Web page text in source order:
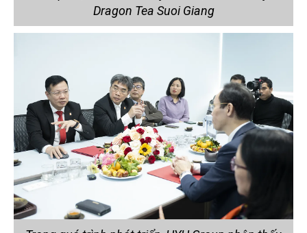
Dragon Tea Suoi Giang